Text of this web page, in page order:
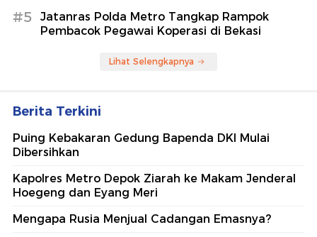
#5
Jatanras Polda Metro Tangkap Rampok
Pembacok Pegawai Koperasi di Bekasi
Lihat Selengkapnya
Berita Terkini
Puing Kebakaran Gedung Bapenda DKI Mulai
Dibersihkan
Kapolres Metro Depok Ziarah ke Makam Jenderal
Hoegeng dan Eyang Meri
Mengapa Rusia Menjual Cadangan Emasnya?